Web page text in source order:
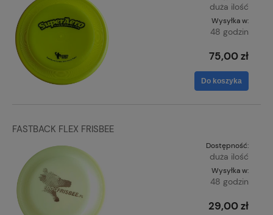
duża ilość
Wysyłka w:
48 godzin
75,00 zł
Do koszyka
FASTBACK FLEX FRISBEE
Dostępność:
duża ilość
Wysyłka w:
48 godzin
29,00 zł